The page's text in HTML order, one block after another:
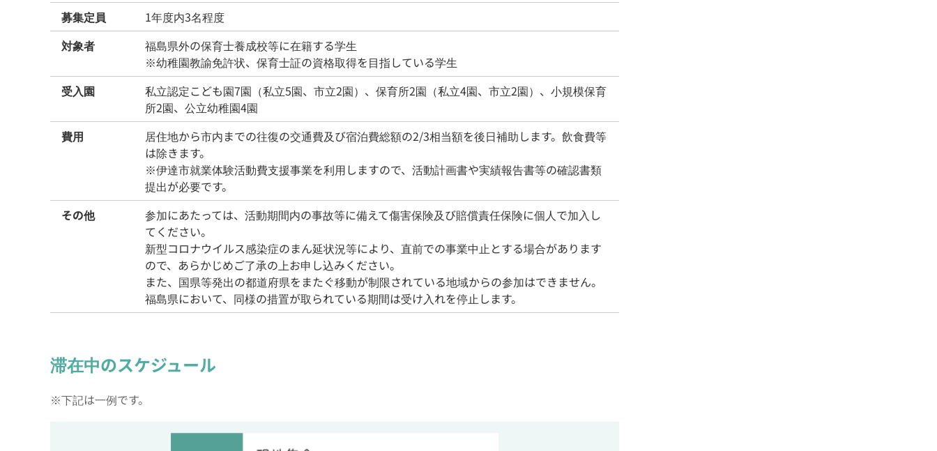
募集定員
1年度内3名程度
対象者
福島県外の保育士養成校等に在籍する学生
※幼稚園教諭免許状、保育士証の資格取得を目指している学生
受入園
私立認定こども園7園（私立5園、市立2園）、保育所2園（私立4園、市立2園）、小規模保育
所2園、公立幼稚園4園
費用
居住地から市内までの往復の交通費及び宿泊費総額の2/3相当額を後日補助します。飲食費等
は除きます。
※伊達市就業体験活動費支援事業を利用しますので、活動計画書や実績報告書等の確認書類
提出が必要です。
その他
参加にあたっては、活動期間内の事故等に備えて傷害保険及び賠償責任保険に個人で加入し
てください。
新型コロナウイルス感染症のまん延状況等により、直前での事業中止とする場合があります
ので、あらかじめご了承の上お申し込みください。
また、国県等発出の都道府県をまたぐ移動が制限されている地域からの参加はできません。
福島県において、同様の措置が取られている期間は受け入れを停止します。
滞在中のスケジュール
※下記は一例です。